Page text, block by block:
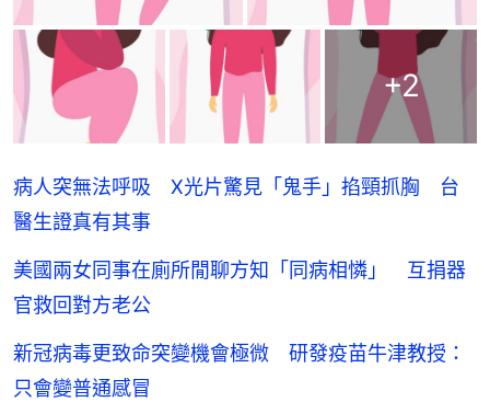
+2
病人突無法呼吸 X光片驚見「鬼手」掐頸抓胸 台
醫生證真有其事
美國兩女同事在廁所閒聊方知「同病相憐」 互捐器
官救回對方老公
新冠病毒更致命突變機會極微 研發疫苗牛津教授：
只會變普通感冒